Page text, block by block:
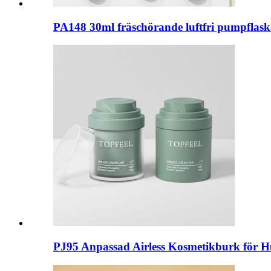
PA148 30ml fräschörande luftfri
PJ95 Anpassad Airless Kosmetikburk för